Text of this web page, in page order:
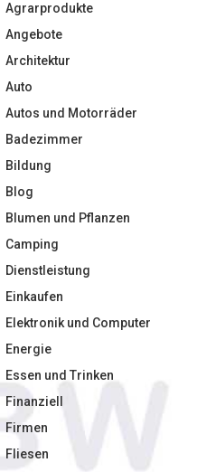
Agrarprodukte
Angebote
Architektur
Auto
Autos und Motorräder
Badezimmer
Bildung
Blog
Blumen und Pflanzen
Camping
Dienstleistung
Einkaufen
Elektronik und Computer
Energie
Essen und Trinken
Finanziell
Firmen
Fliesen